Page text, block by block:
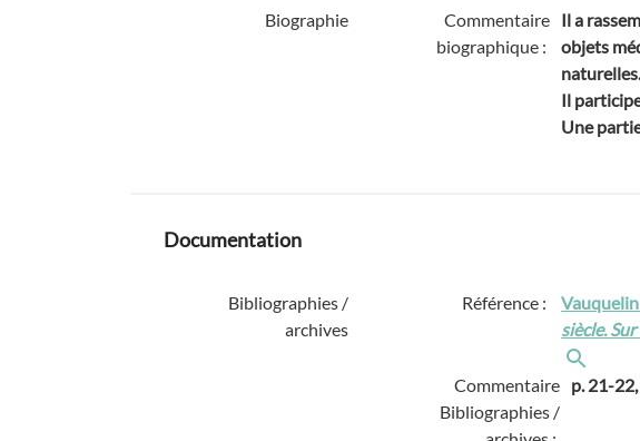
Biographie
Commentaire
biographique :
Il a
objets
Il
Une
Documentation
Bibliographies /
archives
Référence :
siècle.
Commentaire
Bibliographies /
p. 21-